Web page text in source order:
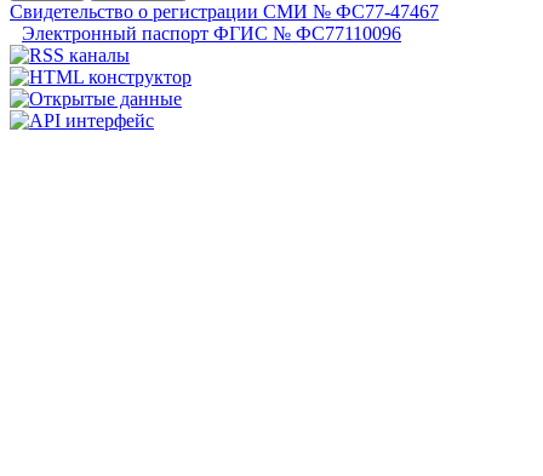
Свидетельство о регистрации СМИ № ФС77-47467
Электронный паспорт ФГИС № ФС77110096